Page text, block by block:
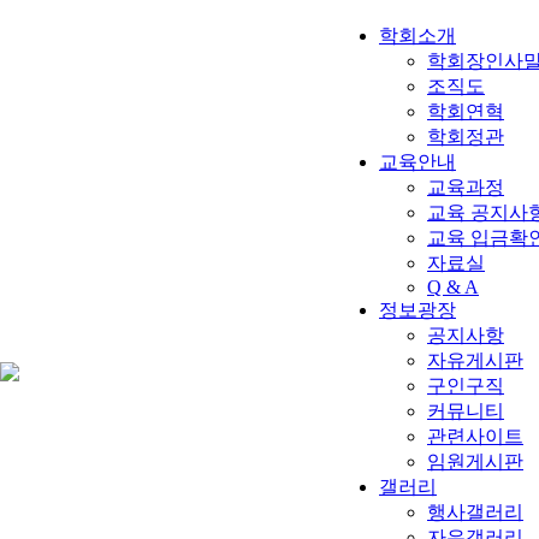
학회소개
학회장인사
조직도
학회연혁
학회정관
교육안내
교육과정
교육 공지사
교육 입금확
자료실
Q & A
정보광장
공지사항
자유게시판
구인구직
커뮤니티
관련사이트
임원게시판
갤러리
행사갤러리